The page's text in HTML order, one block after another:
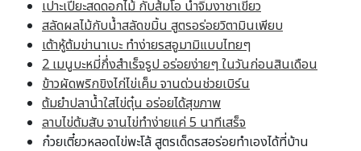
เปาะเปี๊ยะสดดอกไม้ กับส้มโอ น้ำจิ้มงาชาเขียว
สลัดผลไม้กับน้ำสลัดขมิ้น สูตรอร่อยวิตามินเพียบ
เต้าหู้ต้มข่านาเบะ ทำง่ายรสอูมามิแบบไทยๆ
2 เมนูบะหมี่กึ่งสำเร็จรูป อร่อยง่ายๆ ในวันก่อนสินเดือน
ข้าวผัดพริกขิงไก่ไข่เค็ม จานด่วนช่วยเบิร์น
ต้มยำปลาน้ำใสไข่ตุ๋น อร่อยได้สุขภาพ
ลาบไข่ต้มสับ จานไข่ทำง่ายแค่ 5 นาทีเสร็จ
ก๋วยเตี๋ยวหลอดไข่พะโล้ สูตรเด็ดรสอร่อยทำเองได้ที่บ้าน